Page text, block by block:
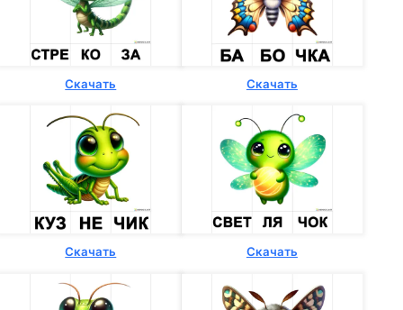
Скачать Скачать
Скачать Скачать